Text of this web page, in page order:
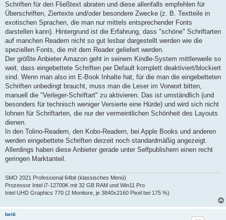
Schriften für den Fließtext abraten und diese allenfalls empfehlen für
Überschriften, Ziertexte und/oder besondere Zwecke (z. B. Textteile in
exotischen Sprachen, die man nur mittels entsprechender Fonts
darstellen kann). Hintergrund ist die Erfahrung, dass "schöne" Schriftarten
auf manchen Readern nicht so gut lesbar dargestellt werden wie die
speziellen Fonts, die mit dem Reader geliefert werden.
Der größte Anbieter Amazon geht in seinem Kindle-System mittlerweile so
weit, dass eingebettete Schriften per Default komplett deaktiviert/blockiert
sind. Wenn man also im E-Book Inhalte hat, für die man die eingebetteten
Schriften unbedingt braucht, muss man die Leser im Vorwort bitten,
manuell die "Verleger-Schriftart" zu aktivieren. Das ist umständlich (und
besonders für technisch weniger Versierte eine Hürde) und wird sich nicht
lohnen für Schriftarten, die nur der vermeintlichen Schönheit des Layouts
dienen.
In den Tolino-Readern, den Kobo-Readern, bei Apple Books und anderen
werden eingebettete Schriften derzeit noch standardmäßig angezeigt.
Allerdings haben diese Anbieter gerade unter Selfpublishern einen recht
geringen Marktanteil.
SMO 2021 Professional 64bit (klassisches Menü)
Prozessor Intel i7-12700K mit 32 GB RAM und Win11 Pro
Intel UHD Graphics 770 (2 Monitore, je 3840x2160 Pixel bei 175 %)
beiti